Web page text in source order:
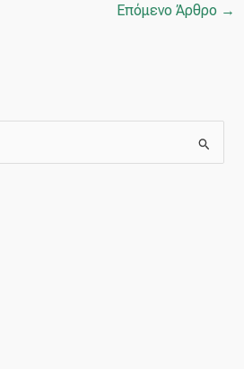
Επόμενο Άρθρο →